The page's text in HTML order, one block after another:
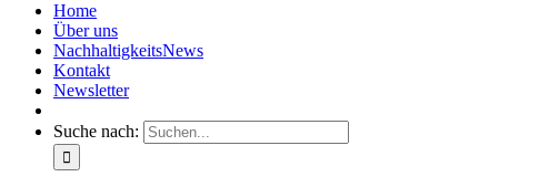
Home
Über uns
NachhaltigkeitsNews
Kontakt
Newsletter
Suche nach: